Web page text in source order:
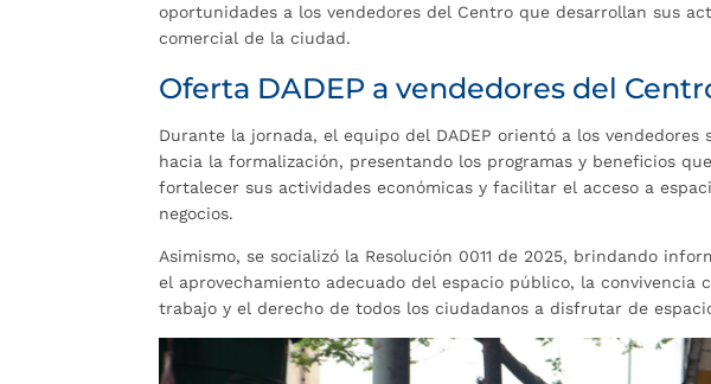
oportunidades a los vendedores del Centro que desarrollan sus
comercial de la ciudad.
Oferta DADEP a vendedores del
Durante la jornada, el equipo del DADEP orientó a los
hacia la formalización, presentando los programas y beneficios
fortalecer sus actividades económicas y facilitar el acceso a
negocios.
Asimismo, se socializó la Resolución 0011 de 2025, brindando
el aprovechamiento adecuado del espacio público, la
trabajo y el derecho de todos los ciudadanos a disfrutar de